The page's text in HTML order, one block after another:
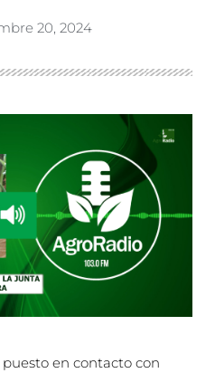
20, 2024
en contacto con